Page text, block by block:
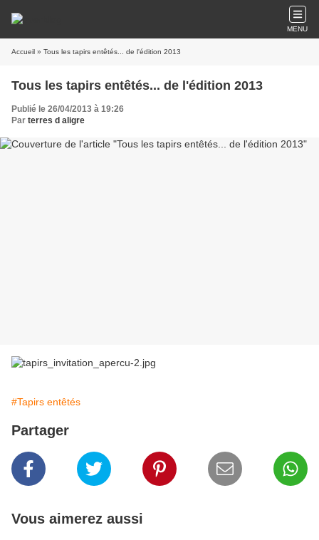
MENU
Accueil » Tous les tapirs entêtés... de l'édition 2013
Tous les tapirs entêtés... de l'édition 2013
Publié le 26/04/2013 à 19:26
Par terres d aligre
#Tapirs entêtés
Partager
Vous aimerez aussi